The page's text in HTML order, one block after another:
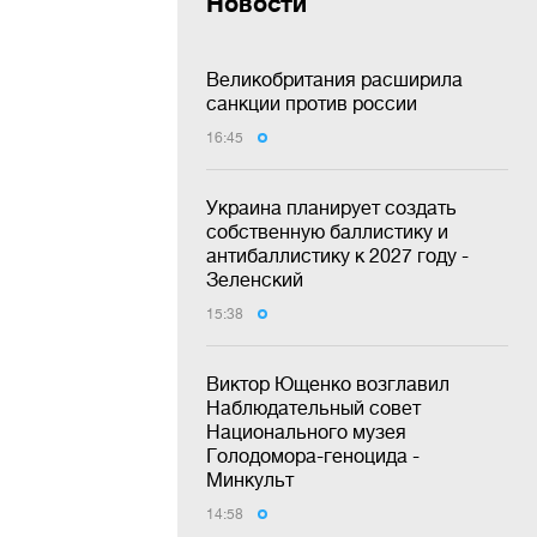
Великобритания расширила
санкции против россии
16:45
Украина планирует создать
собственную баллистику и
антибаллистику к 2027 году -
Зеленский
15:38
Виктор Ющенко возглавил
Наблюдательный совет
Национального музея
Голодомора-геноцида -
Минкульт
14:58